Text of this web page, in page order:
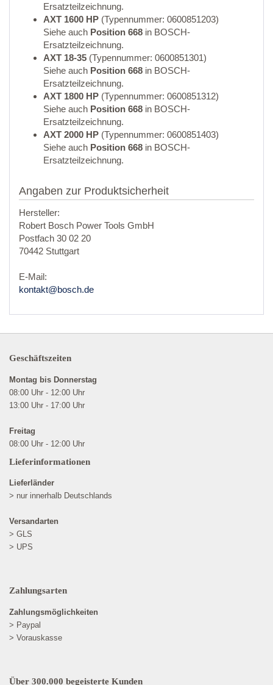
Ersatzteilzeichnung.
AXT 1600 HP (Typennummer: 0600851203)
Siehe auch Position 668 in BOSCH-
Ersatzteilzeichnung.
AXT 18-35 (Typennummer: 0600851301)
Siehe auch Position 668 in BOSCH-
Ersatzteilzeichnung.
AXT 1800 HP (Typennummer: 0600851312)
Siehe auch Position 668 in BOSCH-
Ersatzteilzeichnung.
AXT 2000 HP (Typennummer: 0600851403)
Siehe auch Position 668 in BOSCH-
Ersatzteilzeichnung.
Angaben zur Produktsicherheit
Hersteller:
Robert Bosch Power Tools GmbH
Postfach 30 02 20
70442 Stuttgart
E-Mail:
kontakt@bosch.de
Geschäftszeiten
Montag bis Donnerstag
08:00 Uhr - 12:00 Uhr
13:00 Uhr - 17:00 Uhr
Freitag
08:00 Uhr - 12:00 Uhr
Lieferinformationen
Lieferländer
> nur innerhalb Deutschlands
Versandarten
> GLS
> UPS
Zahlungsarten
Zahlungsmöglichkeiten
> Paypal
> Vorauskasse
Über 300.000 begeisterte Kunden